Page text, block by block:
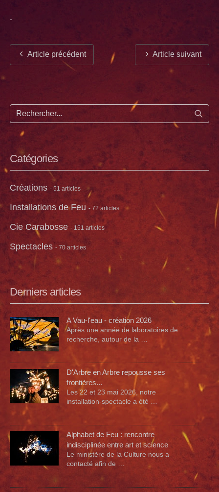
.
Article précédent Article suivant
Catégories
Créations - 51 articles
Installations de Feu - 72 articles
Cie Carabosse - 151 articles
Spectacles- 70 articles
Derniers articles
A Vau-l'eau - création 2026
Après une année de laboratoires de
recherche, autour de la …
D'Arbre en Arbre repousse ses
frontières...
Les 22 et 23 mai 2026, notre
installation-spectacle a été …
Alphabet de Feu : rencontre
indisciplinée entre art et science
Le ministère de la Culture nous a
contacté afin de …